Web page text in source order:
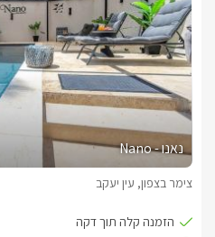
נאנו - Nano
צימר בצפון, עין יעקב